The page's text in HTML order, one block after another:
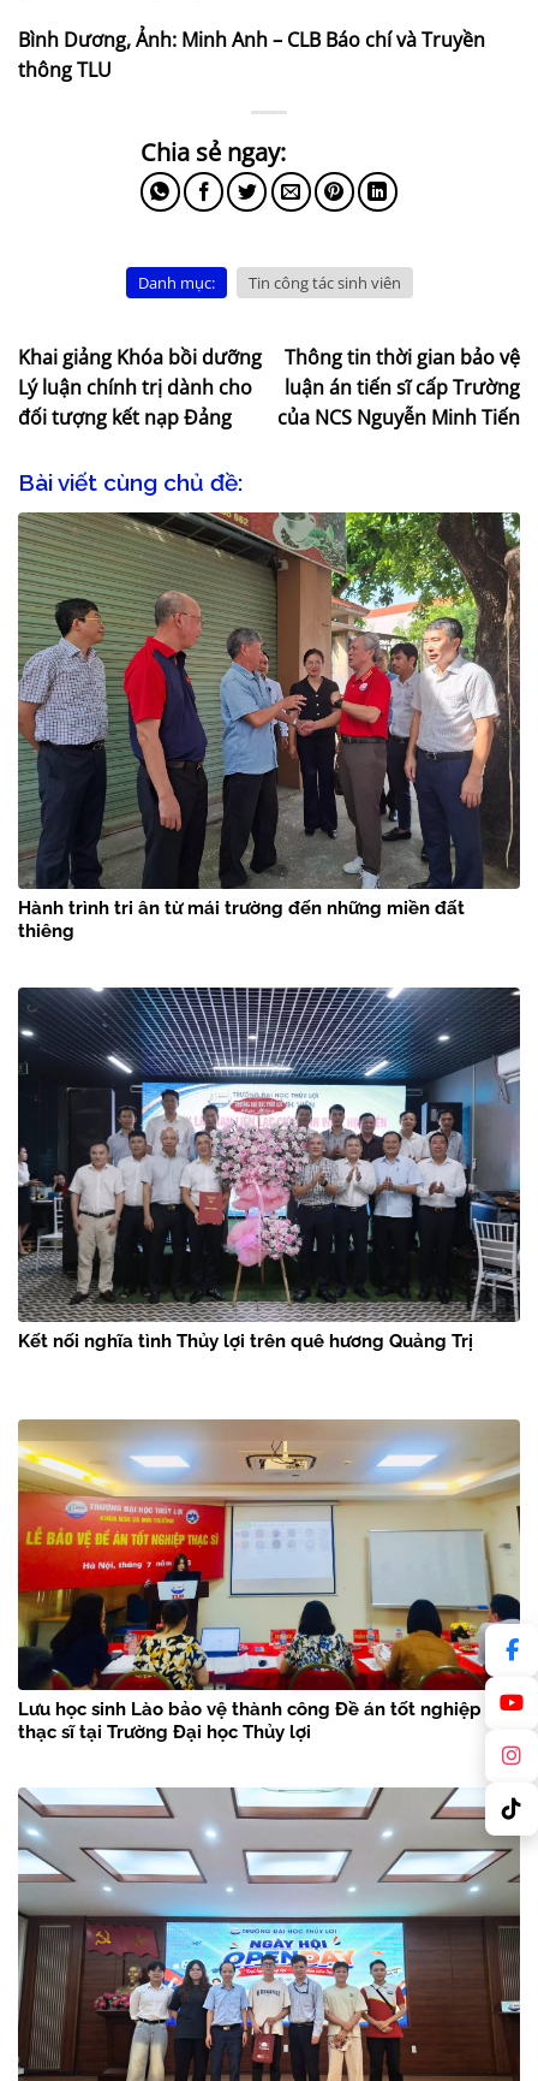
Bình Dương, Ảnh: Minh Anh – CLB Báo chí và Truyền
thông TLU
Danh mục: Tin công tác sinh viên
Khai giảng Khóa bồi dưỡng
Lý luận chính trị dành cho
đối tượng kết nạp Đảng
Thông tin thời gian bảo vệ
luận án tiến sĩ cấp Trường
của NCS Nguyễn Minh Tiến
Bài viết cùng chủ đề:
Hành trình tri ân từ mái trường đến những miền đất
thiêng
Kết nối nghĩa tình Thủy lợi trên quê hương Quảng Trị
Lưu học sinh Lào bảo vệ thành công Đề án tốt nghiệp
thạc sĩ tại Trường Đại học Thủy lợi